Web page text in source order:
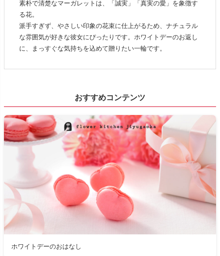
素朴で清楚なマーガレットは、「誠実」「真実の愛」を象徴す
る花。
派手すぎず、やさしい印象の花束に仕上がるため、ナチュラル
な雰囲気が好きな彼女にぴったりです。ホワイトデーのお返し
に、まっすぐな気持ちを込めて贈りたい一輪です。
おすすめコンテンツ
ホワイトデーのおはなし